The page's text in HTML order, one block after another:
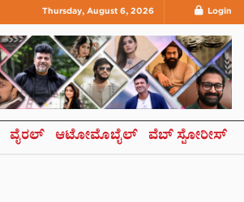
Thursday, August 6, 2026 Login
ವೈರಲ್ ಆಟೋಮೊಬೈಲ್ ವೆಬ್ ಸ್ಟೋರೀಸ್